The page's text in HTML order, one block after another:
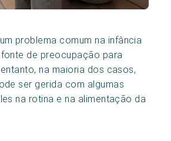
problema comum na infância
de preocupação para
na maioria dos casos,
ser gerida com algumas
na rotina e na alimentação da